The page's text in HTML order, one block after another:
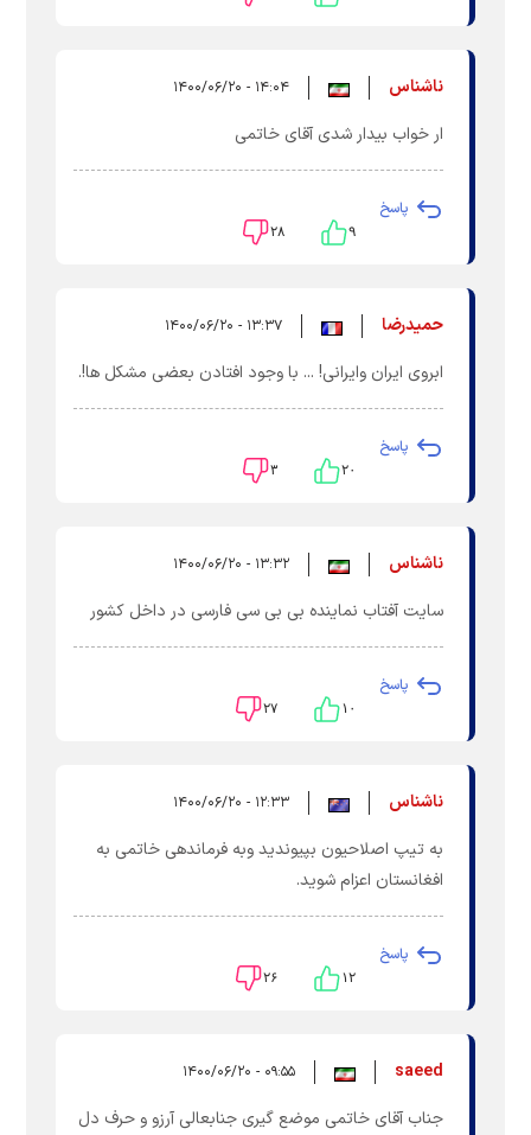
ناشناس ۱۴:۰۴ - ۱۴۰۰/۰۶/۲۰
ار خواب بیدار شدی آقای خاتمی
پاسخ
۹ ۲۸
حمیدرضا ۱۳:۳۷ - ۱۴۰۰/۰۶/۲۰
ابروی ایران وایرانی! ... با وجود افتادن بعضی مشکل ها!.
پاسخ
۲۰ ۳
ناشناس ۱۳:۳۲ - ۱۴۰۰/۰۶/۲۰
سایت آفتاب نماینده بی بی سی فارسی در داخل کشور
پاسخ
۱۰ ۲۷
ناشناس ۱۲:۳۳ - ۱۴۰۰/۰۶/۲۰
به تیپ اصلاحیون بپیوندید وبه فرماندهی خاتمی به
افغانستان اعزام شوید.
پاسخ
۱۲ ۲۶
saeed ۰۹:۵۵ - ۱۴۰۰/۰۶/۲۰
جناب آقای خاتمی موضع گیری جنابعالی آرزو و حرف دل